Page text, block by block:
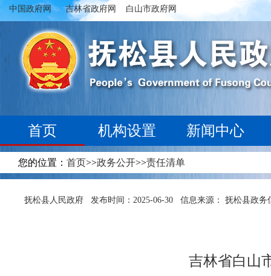
中国政府网 吉林省政府网 白山市政府网
首页 机构设置 新闻中心
您的位置： 首页>>政务公开>>责任清单
抚松县人民政府 发布时间：2025-06-30 信息来源： 抚松县政务
吉林省白山